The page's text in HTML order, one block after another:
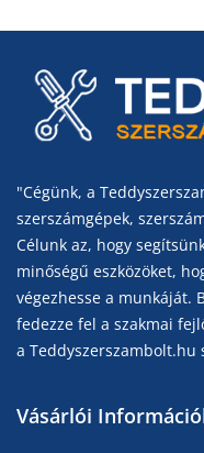
"Cégünk, a
szerszámgépek,
Célunk az, hogy
minőségű eszközöket,
végezhesse a munkáját.
fedezze fel a szakmai
a Teddyszerszambolt.hu
Vásárlói